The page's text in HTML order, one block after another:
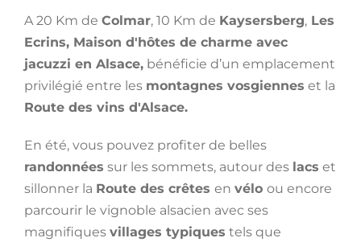
A 20 Km de Colmar, 10 Km de Kaysersberg, Les
Ecrins, Maison d'hôtes de charme avec
jacuzzi en Alsace, bénéficie d’un emplacement
privilégié entre les montagnes vosgiennes et la
Route des vins d'Alsace.
En été, vous pouvez profiter de belles
randonnées sur les sommets, autour des lacs et
sillonner la Route des crêtes en vélo ou encore
parcourir le vignoble alsacien avec ses
magnifiques villages typiques tels que